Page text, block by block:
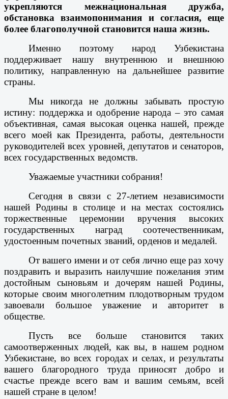
укрепляются межнациональная дружба,
обстановка взаимопонимания и согласия, еще
более благополучной становится наша жизнь.
Именно поэтому народ Узбекистана
поддерживает нашу внутреннюю и внешнюю
политику, направленную на дальнейшее развитие
страны.
Мы никогда не должны забывать простую
истину: поддержка и одобрение народа – это самая
объективная, самая высокая оценка нашей, прежде
всего моей как Президента, работы, деятельности
руководителей всех уровней, депутатов и сенаторов,
всех государственных ведомств.
Уважаемые участники собрания!
Сегодня в связи с 27-летием независимости
нашей Родины в столице и на местах состоялись
торжественные церемонии вручения высоких
государственных наград соотечественникам,
удостоенным почетных званий, орденов и медалей.
От вашего имени и от себя лично еще раз хочу
поздравить и выразить наилучшие пожелания этим
достойным сыновьям и дочерям нашей Родины,
которые своим многолетним плодотворным трудом
завоевали большое уважение и авторитет в
обществе.
Пусть все больше становится таких
самоотверженных людей, как вы, в нашем родном
Узбекистане, во всех городах и селах, и результаты
вашего благородного труда приносят добро и
счастье прежде всего вам и вашим семьям, всей
нашей стране в целом!